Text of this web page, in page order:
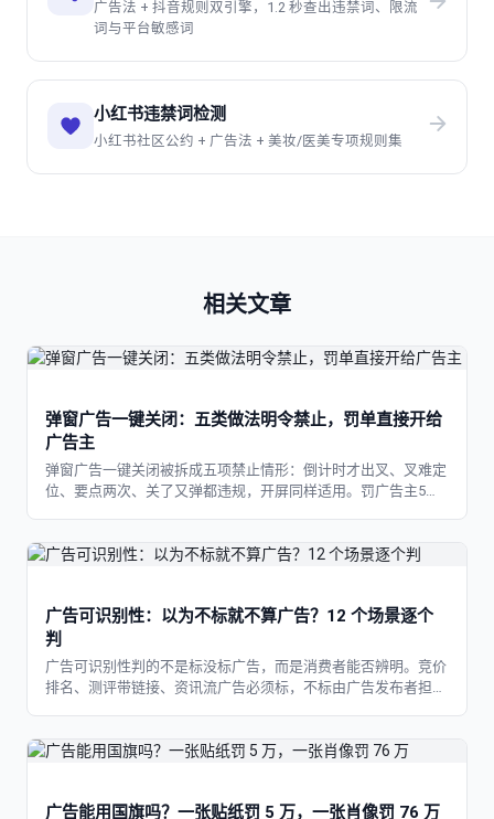
广告法 + 抖音规则双引擎，1.2 秒查出违禁词、限流
词与平台敏感词
小红书违禁词检测
小红书社区公约 + 广告法 + 美妆/医美专项规则集
相关文章
弹窗广告一键关闭：五类做法明令禁止，罚单直接开给
广告主
弹窗广告一键关闭被拆成五项禁止情形：倒计时才出叉、叉难定
位、要点两次、关了又弹都违规，开屏同样适用。罚广告主5千
广告可识别性：以为不标就不算广告？12 个场景逐个
判
广告可识别性判的不是标没标广告，而是消费者能否辨明。竞价
排名、测评带链接、资讯流广告必须标，不标由广告发布者担责
广告能用国旗吗？一张贴纸罚 5 万，一张肖像罚 76 万